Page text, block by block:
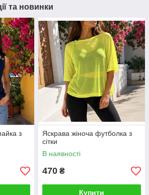
та новинки
з
Яскрава жіноча футболка з
сітки
В наявності
470 ₴
Купити